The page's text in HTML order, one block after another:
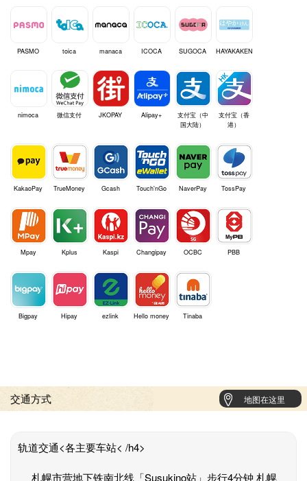
PASMO toica manaca ICOCA SUGOCA HAYAKAKEN
nimoca 微信支付 JKOPAY Alipay+
支付宝（中
国大陆）
支付宝（香
港）
KakaoPay TrueMoney Gcash Touch'nGo NaverPay TossPay
Mpay Kplus Kaspi Changipay OCBC PBB
Bigpay Hipay ezlink Hello money Tinaba
交通方式 地图在这里
轨道交通<各主要车站< /h4>
札幌市营地下铁南北线「Susukino站」步行4分钟 札幌